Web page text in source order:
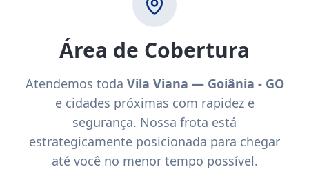
Área de Cobertura
Atendemos toda Vila Viana — Goiânia - GO
e cidades próximas com rapidez e
segurança. Nossa frota está
estrategicamente posicionada para chegar
até você no menor tempo possível.